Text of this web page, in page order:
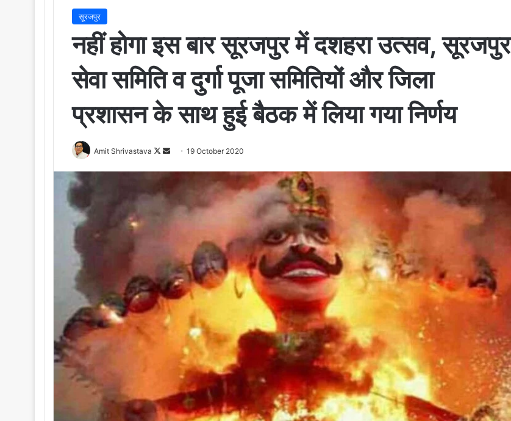
सूरजपुर
नहीं होगा इस बार सूरजपुर में दशहरा उत्सव, सूरजपुर
सेवा समिति व दुर्गा पूजा समितियों और जिला
प्रशासन के साथ हुई बैठक में लिया गया निर्णय
Amit Shrivastava
F
l
a
a
i
l
19 October 2020